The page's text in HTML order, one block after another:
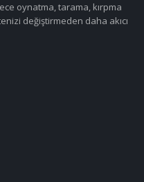
oynatma, tarama, kırpma
değiştirmeden daha akıcı